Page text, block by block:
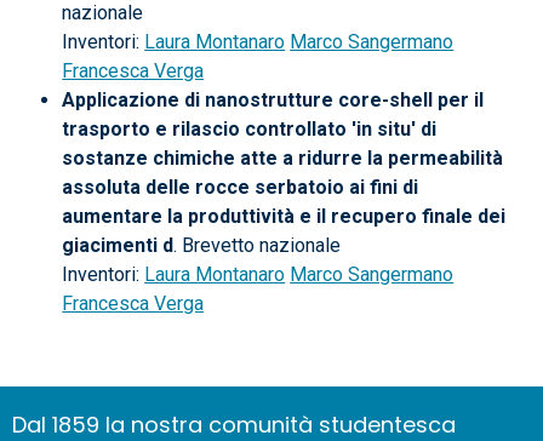
nazionale
Inventori: Laura Montanaro Marco Sangermano
Francesca Verga
Applicazione di nanostrutture core-shell per il
trasporto e rilascio controllato 'in situ' di
sostanze chimiche atte a ridurre la permeabilità
assoluta delle rocce serbatoio ai fini di
aumentare la produttività e il recupero finale dei
giacimenti d. Brevetto nazionale
Inventori: Laura Montanaro Marco Sangermano
Francesca Verga
Dal 1859 la nostra comunità studentesca